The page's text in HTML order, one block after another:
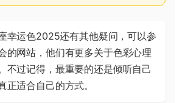
幸运色2025还有其他疑问，可以参
的网站，他们有更多关于色彩心理
不过记得，最重要的还是倾听自己
正适合自己的方式。